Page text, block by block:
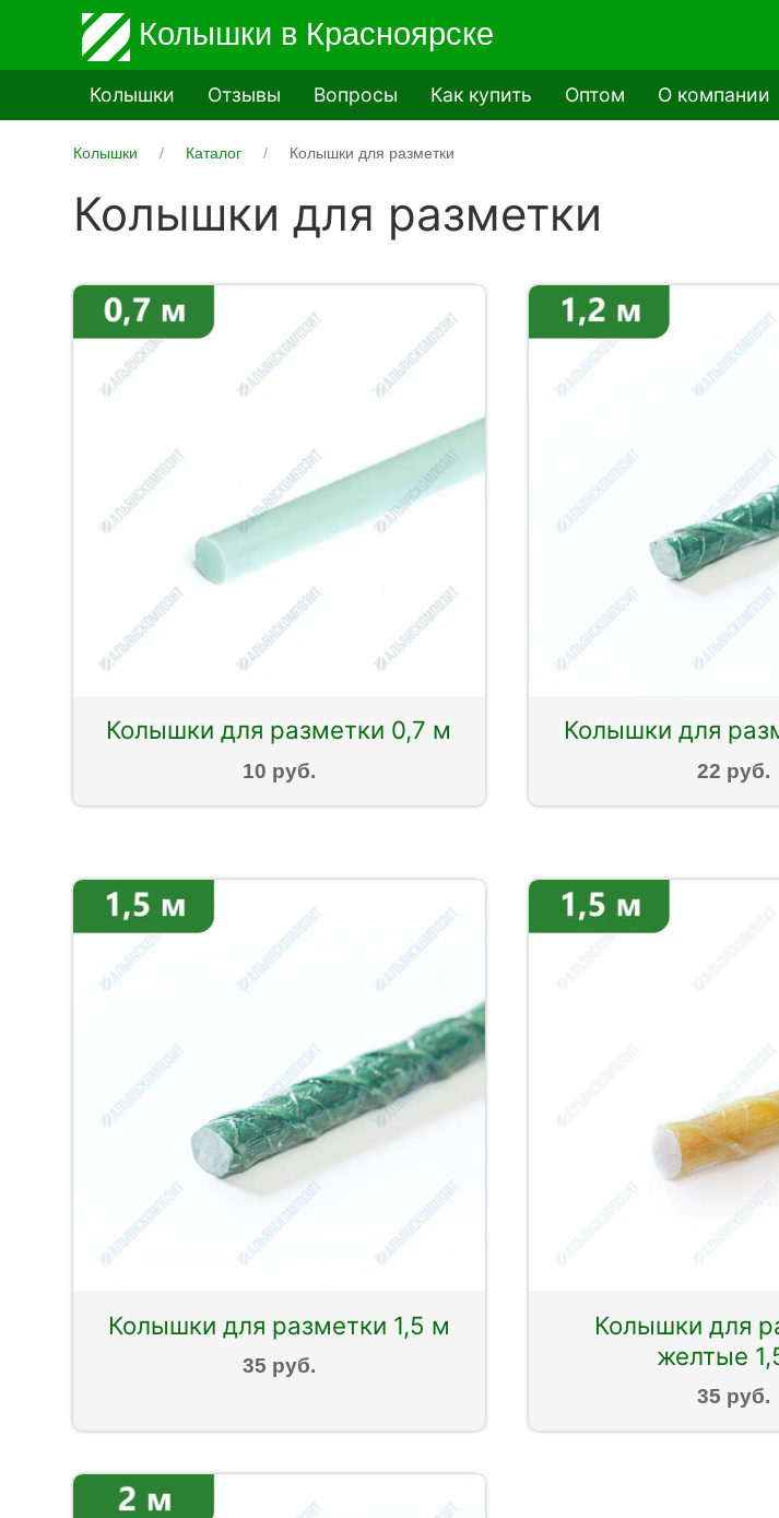
Колышки в Красноярскe
Колышки Отзывы Вопросы Как купить Оптом О компании
Колышки Каталог Колышки для разметки
Колышки для разметки
Колышки для разметки 0,7 м
10 руб.
Колышки для
22 руб.
Колышки для разметки 1,5 м
35 руб.
Колышки для
желтые
35 руб.